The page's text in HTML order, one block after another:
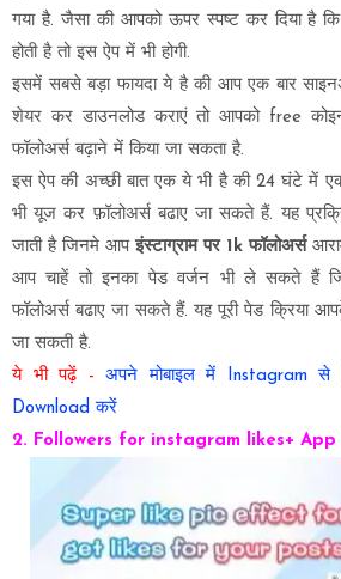
गया है. जैसा की आपको ऊपर स्पष्ट कर दिया है
होती है तो इस ऐप में भी होगी.
इसमें सबसे बड़ा फायदा ये है की आप एक बार
शेयर कर डाउनलोड कराएं तो आपको free
फॉलोअर्स बढ़ाने में किया जा सकता है.
इस ऐप की अच्छी बात एक ये भी है की 24 घंटे में
भी यूज कर फ़ॉलोअर्स बढाए जा सकते हैं. यह
जाती है जिनमे आपइंस्टाग्राम पर 1k फॉलोअर्स
आप चाहें तो इनका पेड वर्जन भी ले सकते हैं
फॉलोअर्स बढाए जा सकते हैं. यह पूरी पेड क्रिया
जा सकती है.
ये भी पढ़ें -
अपने मोबाइल में Instagram
Download करें
2. Followers for instagram likes+ App